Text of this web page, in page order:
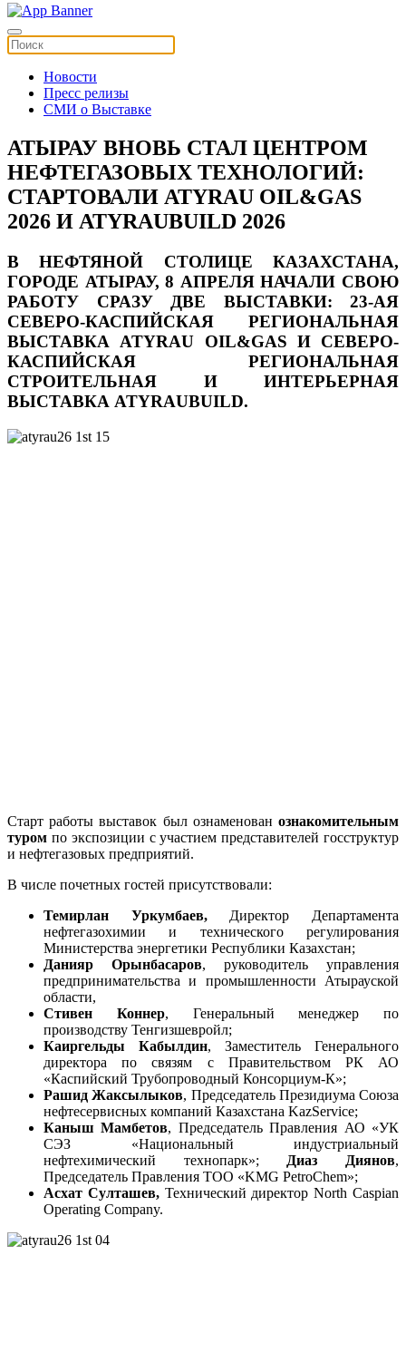
Новости
Пресс релизы
СМИ о Выставке
АТЫРАУ ВНОВЬ СТАЛ ЦЕНТРОМ
НЕФТЕГАЗОВЫХ ТЕХНОЛОГИЙ:
СТАРТОВАЛИ ATYRAU OIL&GAS
2026 И ATYRAUBUILD 2026
В НЕФТЯНОЙ СТОЛИЦЕ КАЗАХСТАНА,
ГОРОДЕ АТЫРАУ,8 АПРЕЛЯНАЧАЛИ СВОЮ
РАБОТУ СРАЗУ ДВЕ ВЫСТАВКИ: 23-АЯ
СЕВЕРО-КАСПИЙСКАЯ РЕГИОНАЛЬНАЯ
ВЫСТАВКА ATYRAU OIL&GAS И СЕВЕРО-
КАСПИЙСКАЯ РЕГИОНАЛЬНАЯ
СТРОИТЕЛЬНАЯ И ИНТЕРЬЕРНАЯ
ВЫСТАВКА ATYRAUBUILD.
Старт работы выставок был ознаменован ознакомительным
туром по экспозиции с участием представителей госструктур
и нефтегазовых предприятий.
В числе почетных гостей присутствовали:
Темирлан Уркумбаев, Директор Департамента
нефтегазохимии и технического регулирования
Министерства энергетики Республики Казахстан;
Данияр Орынбасаров, руководитель управления
предпринимательства и промышленности Атырауской
области,
Стивен Коннер, Генеральный менеджер по
производству Тенгизшевройл;
Каиргельды Кабылдин, Заместитель Генерального
директора по связям с Правительством РК АО
«Каспийский Трубопроводный Консорциум-К»;
Рашид Жаксылыков, Председатель Президиума Союза
нефтесервисных компаний Казахстана KazService;
Каныш Мамбетов, Председатель Правления АО «УК
СЭЗ «Национальный индустриальный
нефтехимический технопарк»; Диаз Диянов,
Председатель Правления ТОО «KMG PetroChem»;
Асхат Султашев,Технический директор North Caspian
Operating Company.